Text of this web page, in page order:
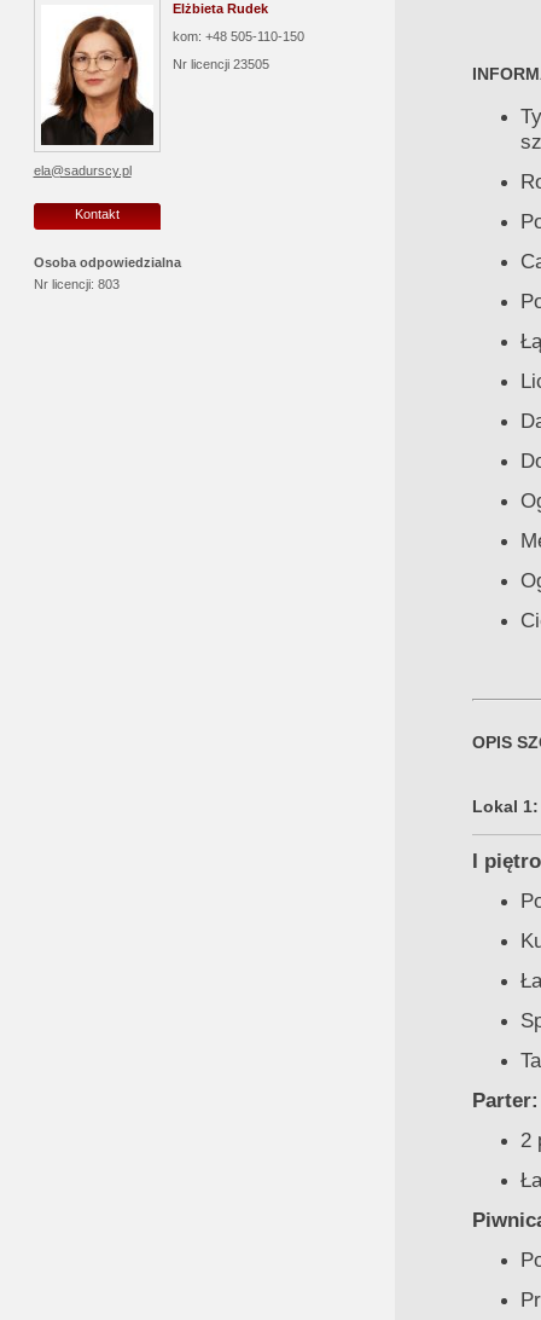
Elżbieta Rudek
kom: +48 505-110-150
Nr licencji 23505
ela@sadurscy.pl
Kontakt
Osoba odpowiedzialna
Nr licencji: 803
OPIS
Lokal 1:
I
Parter:
2